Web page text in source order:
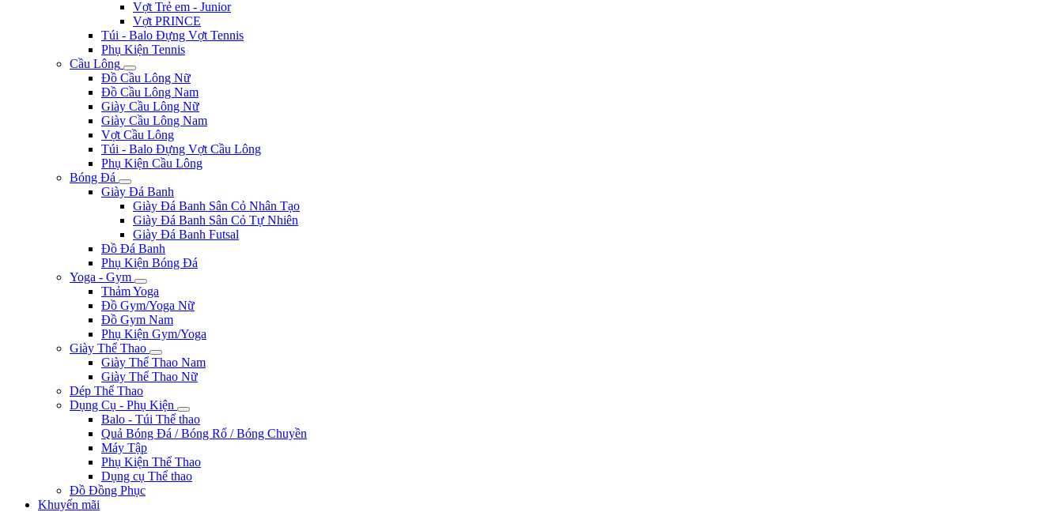
Vợt Trẻ em - Junior
Vợt PRINCE
Túi - Balo Đựng Vợt Tennis
Phụ Kiện Tennis
Cầu Lông
Đồ Cầu Lông Nữ
Đồ Cầu Lông Nam
Giày Cầu Lông Nữ
Giày Cầu Lông Nam
Vợt Cầu Lông
Túi - Balo Đựng Vợt Cầu Lông
Phụ Kiện Cầu Lông
Bóng Đá
Giày Đá Banh
Giày Đá Banh Sân Cỏ Nhân Tạo
Giày Đá Banh Sân Cỏ Tự Nhiên
Giày Đá Banh Futsal
Đồ Đá Banh
Phụ Kiện Bóng Đá
Yoga - Gym
Thảm Yoga
Đồ Gym/Yoga Nữ
Đồ Gym Nam
Phụ Kiện Gym/Yoga
Giày Thể Thao
Giày Thể Thao Nam
Giày Thể Thao Nữ
Dép Thể Thao
Dụng Cụ - Phụ Kiện
Balo - Túi Thể thao
Quả Bóng Đá / Bóng Rổ / Bóng Chuyền
Máy Tập
Phụ Kiện Thể Thao
Dụng cụ Thể thao
Đồ Đồng Phục
Khuyến mãi